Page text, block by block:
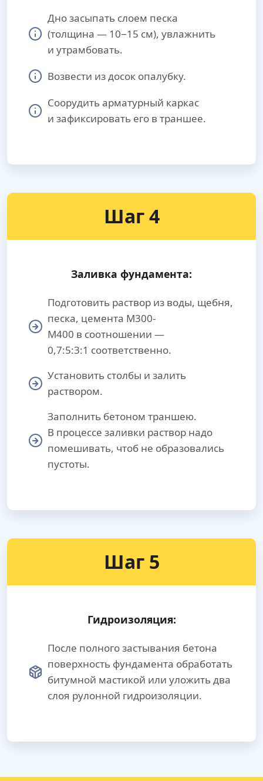
Дно засыпать слоем песка
(толщина — 10−15 см), увлажнить
и утрамбовать.
Возвести из досок опалубку.
Соорудить арматурный каркас
и зафиксировать его в траншее.
Шаг 4
Заливка фундамента:
Подготовить раствор из воды, щебня,
песка, цемента М300-
М400 в соотношении —
0,7:5:3:1 соответственно.
Установить столбы и залить
раствором.
Заполнить бетоном траншею.
В процессе заливки раствор надо
помешивать, чтоб не образовались
пустоты.
Шаг 5
Гидроизоляция:
После полного застывания бетона
поверхность фундамента обработать
битумной мастикой или уложить два
слоя рулонной гидроизоляции.